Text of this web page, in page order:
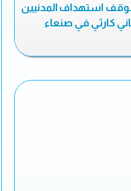
استهداف المدنيين
كارثي في صنعاء